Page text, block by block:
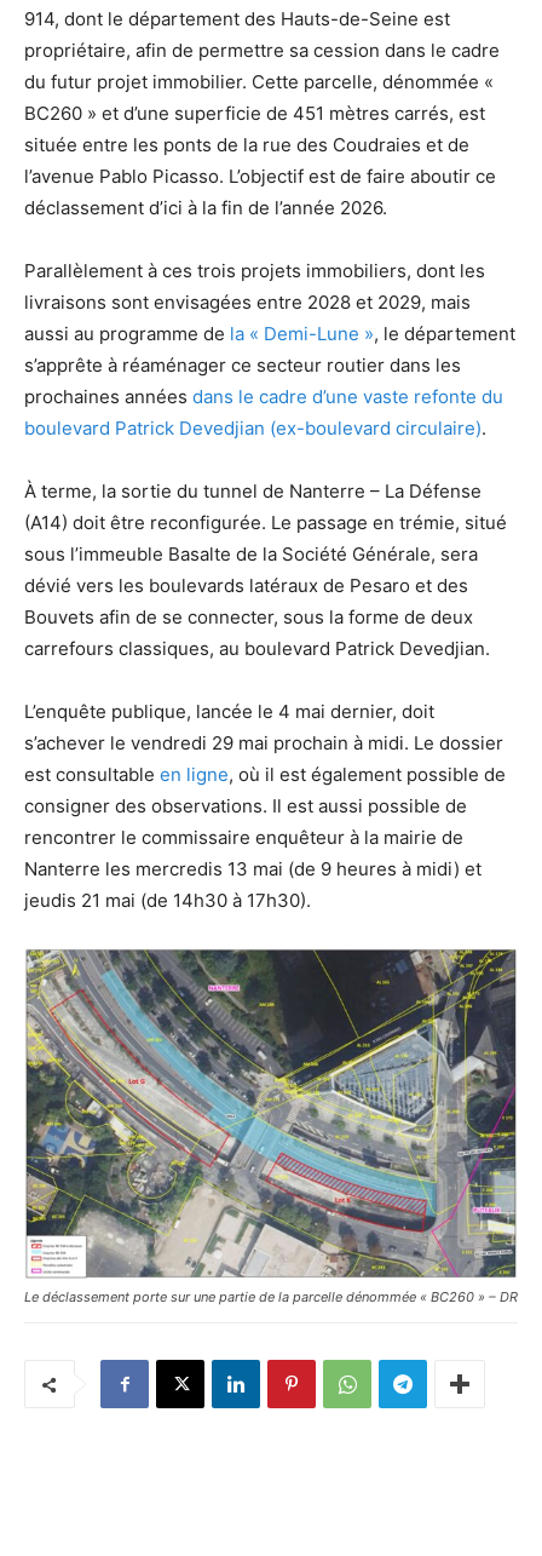
914, dont le département des Hauts-de-Seine est
propriétaire, afin de permettre sa cession dans le cadre
du futur projet immobilier. Cette parcelle, dénommée «
BC260 » et d’une superficie de 451 mètres carrés, est
située entre les ponts de la rue des Coudraies et de
l’avenue Pablo Picasso. L’objectif est de faire aboutir ce
déclassement d’ici à la fin de l’année 2026.
Parallèlement à ces trois projets immobiliers, dont les
livraisons sont envisagées entre 2028 et 2029, mais
aussi au programme de la « Demi-Lune », le département
s’apprête à réaménager ce secteur routier dans les
prochaines années dans le cadre d’une vaste refonte du
boulevard Patrick Devedjian (ex-boulevard circulaire).
À terme, la sortie du tunnel de Nanterre – La Défense
(A14) doit être reconfigurée. Le passage en trémie, situé
sous l’immeuble Basalte de la Société Générale, sera
dévié vers les boulevards latéraux de Pesaro et des
Bouvets afin de se connecter, sous la forme de deux
carrefours classiques, au boulevard Patrick Devedjian.
L’enquête publique, lancée le 4 mai dernier, doit
s’achever le vendredi 29 mai prochain à midi. Le dossier
est consultable en ligne, où il est également possible de
consigner des observations. Il est aussi possible de
rencontrer le commissaire enquêteur à la mairie de
Nanterre les mercredis 13 mai (de 9 heures à midi) et
jeudis 21 mai (de 14h30 à 17h30).
Le déclassement porte sur une partie de la parcelle dénommée « BC260 » – DR